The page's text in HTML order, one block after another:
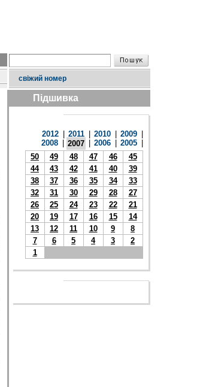
свіжий номер
Підшивка
2012 2011 2010 2009
2008
2007 2006 2005
50
49 48 47 46
45
44
43 42 41 40
39
38
37 36 35 34
33
32
31 30 29 28
27
26
25 24 23 22
21
20
19 17 16 15
14
13
12 11 10 9
8
7
6 5 4 3
2
1